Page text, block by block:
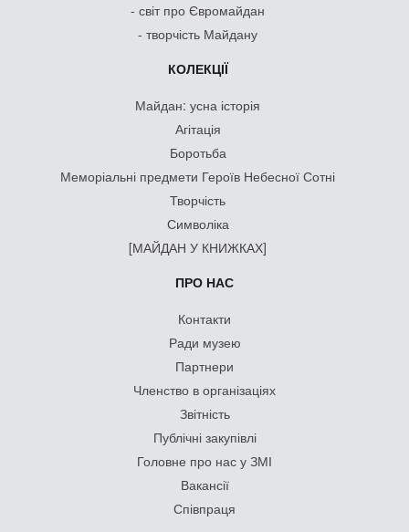
- світ про Євромайдан
- творчість Майдану
КОЛЕКЦІЇ
Майдан: усна історія
Агітація
Боротьба
Меморіальні предмети Героїв Небесної Сотні
Творчість
Символіка
[МАЙДАН У КНИЖКАХ]
ПРО НАС
Контакти
Ради музею
Партнери
Членство в організаціях
Звітність
Публічні закупівлі
Головне про нас у ЗМІ
Вакансії
Співпраця